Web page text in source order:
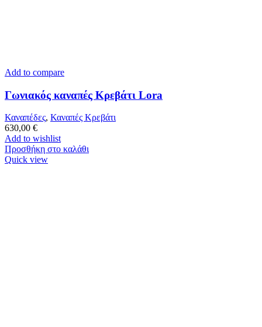
Add to compare
Γωνιακός καναπές Κρεβάτι Lora
Καναπέδες, Καναπές Κρεβάτι
630,00 €
Add to wishlist
Προσθήκη στο καλάθι
Quick view